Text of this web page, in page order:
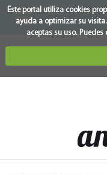
Este portal utiliza cookies
ayuda a optimizar su
aceptas su uso. Puedes